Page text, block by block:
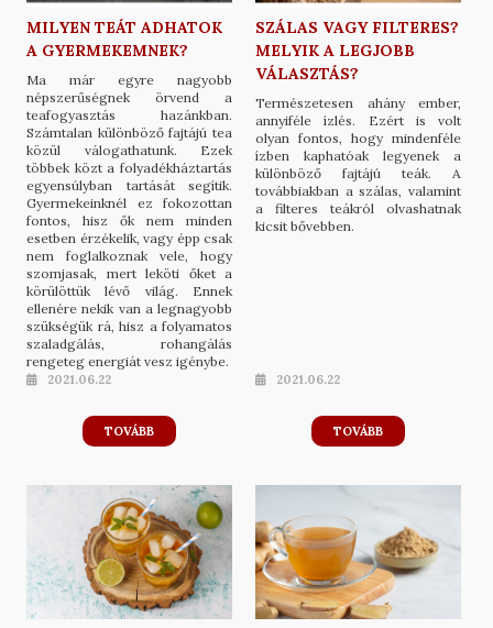
MILYEN TEÁT ADHATOK
A GYERMEKEMNEK?
Ma már egyre nagyobb
népszerűségnek örvend a
teafogyasztás hazánkban.
Számtalan különböző fajtájú tea
közül válogathatunk. Ezek
többek közt a folyadékháztartás
egyensúlyban tartását segítik.
Gyermekeinknél ez fokozottan
fontos, hisz ők nem minden
esetben érzékelik, vagy épp csak
nem foglalkoznak vele, hogy
szomjasak, mert leköti őket a
körülöttük lévő világ. Ennek
ellenére nekik van a legnagyobb
szükségük rá, hisz a folyamatos
szaladgálás, rohangálás
rengeteg energiát vesz igénybe.
2021.06.22
TOVÁBB
SZÁLAS VAGY FILTERES?
MELYIK A LEGJOBB
VÁLASZTÁS?
Természetesen ahány ember,
annyiféle ízlés. Ezért is volt
olyan fontos, hogy mindenféle
ízben kaphatóak legyenek a
különböző fajtájú teák. A
továbbiakban a szálas, valamint
a filteres teákról olvashatnak
kicsit bővebben.
2021.06.22
TOVÁBB